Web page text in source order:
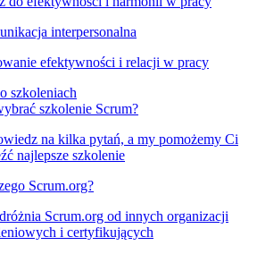
interpersonalna
efektywności i relacji w pracy
szkoleniach
szkolenie Scrum?
na kilka pytań, a my pomożemy Ci
najlepsze szkolenie
Scrum.org?
Scrum.org od innych organizacji
i certyfikujących